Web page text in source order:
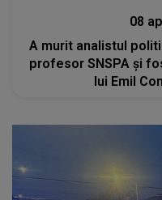
08
A murit analistul
profesor SNSPA și
lui Emil